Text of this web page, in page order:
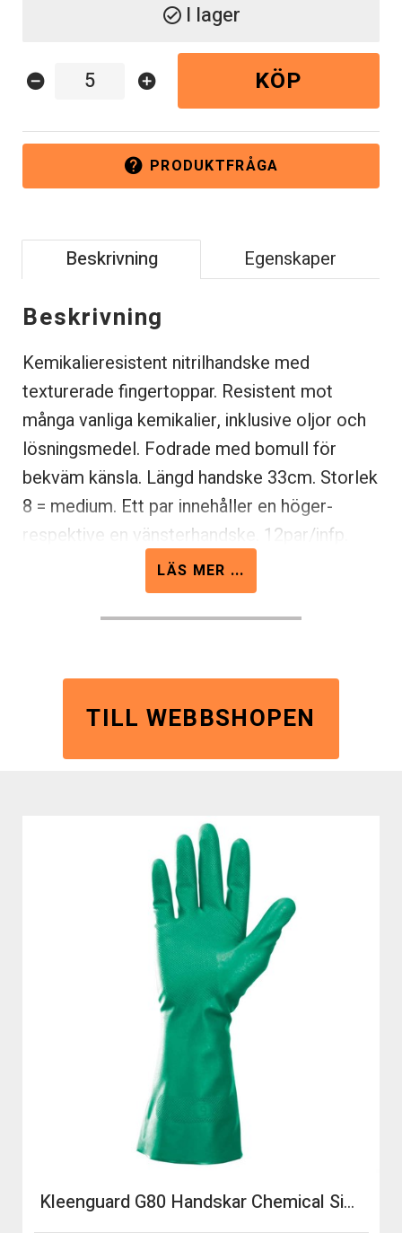
check_circle I lager
help PRODUKTFRÅGA
remove_circle add_circle KÖP
Beskrivning Egenskaper
Beskrivning
Kemikalieresistent nitrilhandske med
texturerade fingertoppar. Resistent mot
många vanliga kemikalier, inklusive oljor och
lösningsmedel. Fodrade med bomull för
bekväm känsla. Längd handske 33cm. Storlek
8 = medium. Ett par innehåller en höger-
respektive en vänsterhandske. 12par/infp.
5infp/fp (=60par). Möter krav enligt EN374-
KL samt godkänd för kontakt med livsmedel.
LÄS MER ...
TILL WEBBSHOPEN
Kleenguard G80 Handskar Chemical Size 7 12par/ifp